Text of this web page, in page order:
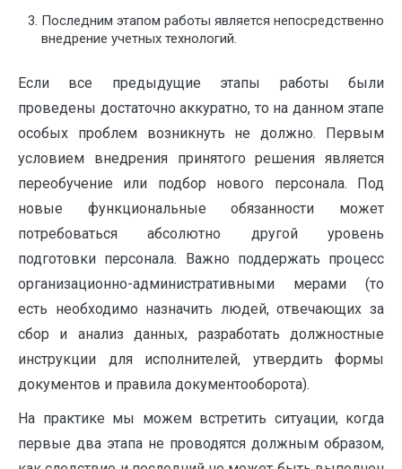
Последним этапом работы является непосредственно
внедрение учетных технологий.
Если все предыдущие этапы работы были
проведены достаточно аккуратно, то на данном этапе
особых проблем возникнуть не должно. Первым
условием внедрения принятого решения является
переобучение или подбор нового персонала. Под
новые функциональные обязанности может
потребоваться абсолютно другой уровень
подготовки персонала. Важно поддержать процесс
организационно-административными мерами (то
есть необходимо назначить людей, отвечающих за
сбор и анализ данных, разработать должностные
инструкции для исполнителей, утвердить формы
документов и правила документооборота).
На практике мы можем встретить ситуации, когда
первые два этапа не проводятся должным образом,